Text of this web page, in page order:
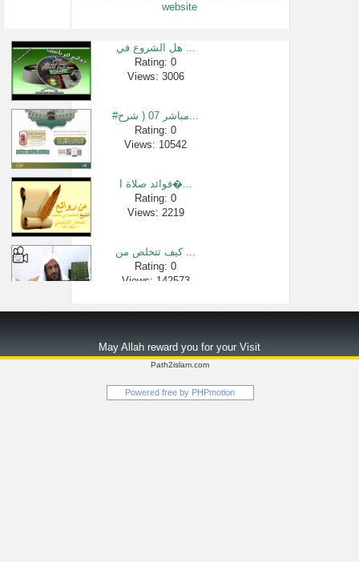
website
هل الشروع في ...
Rating: 0
Views: 3006
#مباشر 07 ( شرح...
Rating: 0
Views: 10542
فوائد صلاة ا�...
Rating: 0
Views: 2219
كيف تتخلص من ...
Rating: 0
Views: 142573
Views: 2772
[388 -850] أهمية �...
Rating: 0
May Allah reward you for your Visit
Path2islam.com
Powered free by PHPmotion